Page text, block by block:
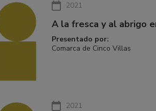
2021
A la fresca y al abrigo
Presentado por:
Comarca de Cinco Villas
2021